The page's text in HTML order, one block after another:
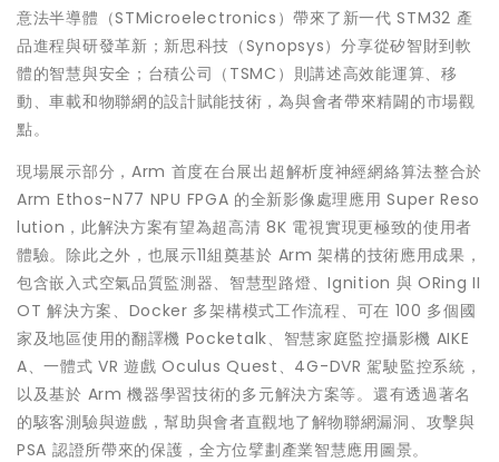
意法半導體（STMicroelectronics）帶來了新一代 STM32 產
品進程與研發革新；新思科技（Synopsys）分享從矽智財到軟
體的智慧與安全；台積公司（TSMC）則講述高效能運算、移
動、車載和物聯網的設計賦能技術，為與會者帶來精闢的市場觀
點。
現場展示部分，Arm 首度在台展出超解析度神經網絡算法整合於
Arm Ethos-N77 NPU FPGA 的全新影像處理應用 Super Reso
lution，此解決方案有望為超高清 8K 電視實現更極致的使用者
體驗。除此之外，也展示11組奠基於 Arm 架構的技術應用成果，
包含嵌入式空氣品質監測器、智慧型路燈、Ignition 與 ORing II
OT 解決方案、Docker 多架構模式工作流程、可在 100 多個國
家及地區使用的翻譯機 Pocketalk、智慧家庭監控攝影機 AIKE
A、一體式 VR 遊戲 Oculus Quest、4G-DVR 駕駛監控系統，
以及基於 Arm 機器學習技術的多元解決方案等。還有透過著名
的駭客測驗與遊戲，幫助與會者直觀地了解物聯網漏洞、攻擊與
PSA 認證所帶來的保護，全方位擘劃產業智慧應用圖景。